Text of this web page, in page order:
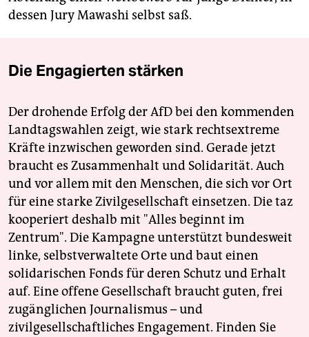
dessen Jury Mawashi selbst saß.
Die Engagierten stärken
Der drohende Erfolg der AfD bei den kommenden
Landtagswahlen zeigt, wie stark rechtsextreme
Kräfte inzwischen geworden sind. Gerade jetzt
braucht es Zusammenhalt und Solidarität. Auch
und vor allem mit den Menschen, die sich vor Ort
für eine starke Zivilgesellschaft einsetzen. Die taz
kooperiert deshalb mit "Alles beginnt im
Zentrum". Die Kampagne unterstützt bundesweit
linke, selbstverwaltete Orte und baut einen
solidarischen Fonds für deren Schutz und Erhalt
auf. Eine offene Gesellschaft braucht guten, frei
zugänglichen Journalismus – und
zivilgesellschaftliches Engagement. Finden Sie